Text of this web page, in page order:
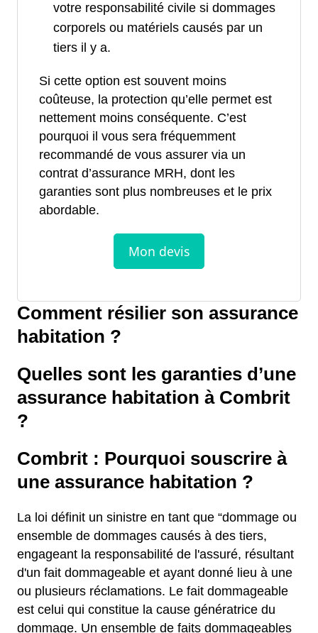
votre responsabilité civile si dommages
corporels ou matériels causés par un
tiers il y a.
Si cette option est souvent moins
coûteuse, la protection qu’elle permet est
nettement moins conséquente. C’est
pourquoi il vous sera fréquemment
recommandé de vous assurer via un
contrat d’assurance MRH, dont les
garanties sont plus nombreuses et le prix
abordable.
Comment résilier son assurance
habitation ?
Quelles sont les garanties d’une
assurance habitation à Combrit
?
Combrit : Pourquoi souscrire à
une assurance habitation ?
La loi définit un sinistre en tant que “dommage ou
ensemble de dommages causés à des tiers,
engageant la responsabilité de l'assuré, résultant
d'un fait dommageable et ayant donné lieu à une
ou plusieurs réclamations. Le fait dommageable
est celui qui constitue la cause génératrice du
dommage. Un ensemble de faits dommageables